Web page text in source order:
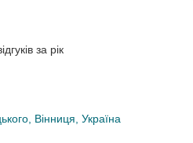
за рік
Вінниця, Україна